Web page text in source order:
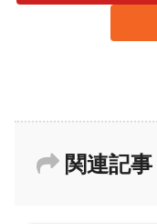
関連記事